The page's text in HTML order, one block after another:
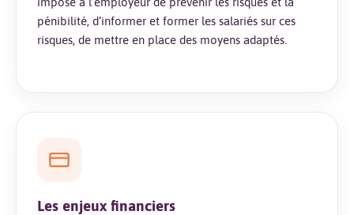
pénibilité, d’informer et former les salariés sur ces
risques, de mettre en place des moyens adaptés.
Les enjeux financiers